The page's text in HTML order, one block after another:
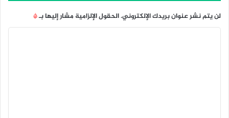
لن يتم نشر عنوان بريدك الإلكتروني.الحقول الإلزامية مشار إليها بـ*